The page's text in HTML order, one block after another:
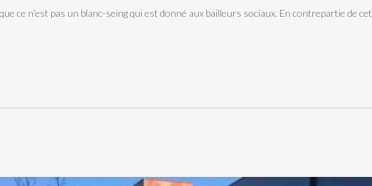
ce n’est pas un blanc-seing qui est donné aux bailleurs sociaux. En contrepartie de cet